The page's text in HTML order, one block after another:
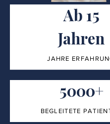
Ab 15
Jahren
JAHRE
5000+
BEGLEITETE